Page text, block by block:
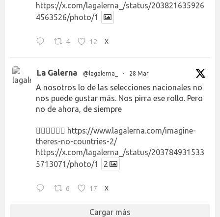
https://x.com/lagalerna_/status/203821635926
4563526/photo/1
4 12 X
La Galerna @lagalerna_ · 28 Mar
A nosotros lo de las selecciones nacionales no
nos puede gustar más. Nos pirra ese rollo. Pero
no de ahora, de siempre
👉🏻👉🏻👉🏻 https://www.lagalerna.com/imagine-
theres-no-countries-2/
https://x.com/lagalerna_/status/203784931533
5713071/photo/1
2
6 17 X
Cargar más